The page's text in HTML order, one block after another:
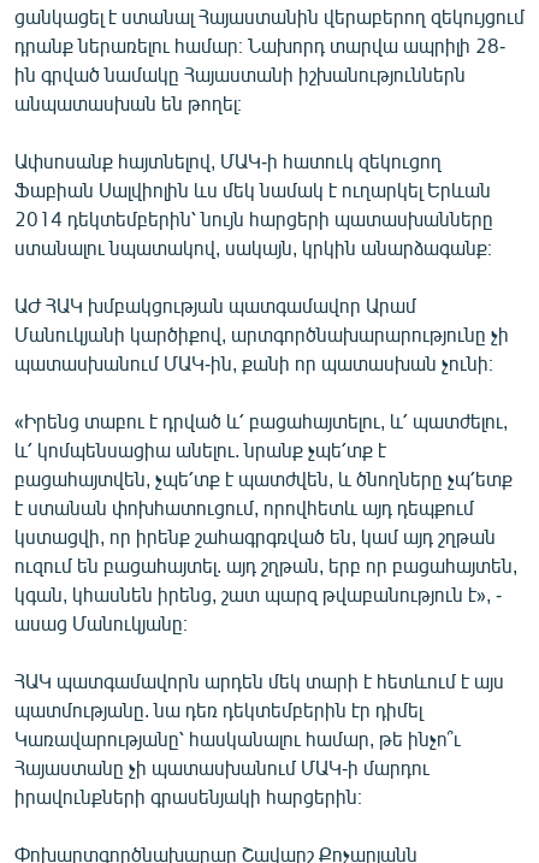
«Ազատության» բոլոր կայքերը
ցանկացել է ստանալ Հայաստանին վերաբերող զեկույցում
դրանք ներառելու համար։ Նախորդ տարվա ապրիլի 28-
ին գրված նամակը Հայաստանի իշխանություններն
անպատասխան են թողել։
Ափսոսանք հայտնելով, ՄԱԿ-ի հատուկ զեկուցող
Ֆաբիան Սալվիոլին ևս մեկ նամակ է ուղարկել Երևան
2014 դեկտեմբերին՝ նույն հարցերի պատասխանները
ստանալու նպատակով, սակայն, կրկին անարձագանք։
ԱԺ ՀԱԿ խմբակցության պատգամավոր Արամ
Մանուկյանի կարծիքով, արտգործնախարարությունը չի
պատասխանում ՄԱԿ-ին, քանի որ պատասխան չունի։
«Իրենց տաբու է դրված և՛ բացահայտելու, և՛ պատժելու,
և՛ կոմպենսացիա անելու. նրանք չպե՛տք է
բացահայտվեն, չպե՛տք է պատժվեն, և ծնողները չպ՛ետք
է ստանան փոխհատուցում, որովհետև այդ դեպքում
կստացվի, որ իրենք շահագրգռված են, կամ այդ շղթան
ուզում են բացահայտել. այդ շղթան, երբ որ բացահայտեն,
կգան, կհասնեն իրենց, շատ պարզ թվաբանություն է», -
ասաց Մանուկյանը։
ՀԱԿ պատգամավորն արդեն մեկ տարի է հետևում է այս
պատմությանը. նա դեռ դեկտեմբերին էր դիմել
Կառավարությանը՝ հասկանալու համար, թե ինչո՞ւ
Հայաստանը չի պատասխանում ՄԱԿ-ի մարդու
իրավունքների գրասենյակի հարցերին։
Փոխարտգործնախարար Շավարշ Քոչարյանն